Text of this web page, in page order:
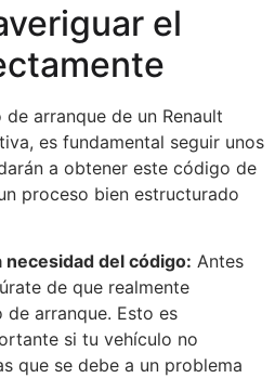
el
arranque de un Renault
es fundamental seguir unos
a obtener este código de
proceso bien estructurado
necesidad del código: Antes
de que realmente
arranque. Esto es
si tu vehículo no
que se debe a un problema